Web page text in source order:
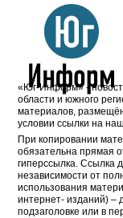
«Юг-Информ» -
области и южного
материалов,
условии ссылки на
При копировании
обязательна прямая
гиперссылка. Ссылка
независимости от
использования
интернет- изданий)
подзаголовке или в